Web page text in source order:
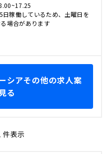
稼働しているため、土曜日を
場合があります
シアその他の求人案
る
件表示